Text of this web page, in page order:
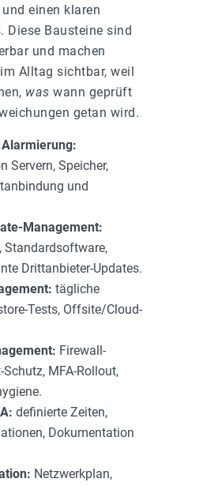
einen klaren
Diese Bausteine sind
und machen
Alltag sichtbar, weil
was wann geprüft
getan wird.
Servern, Speicher,
und
Management:
Standardsoftware,
Drittanbieter-Updates.
tägliche
Tests, Offsite/Cloud-
Firewall-
Schutz, MFA-Rollout,
definierte Zeiten,
Dokumentation
Netzwerkplan,